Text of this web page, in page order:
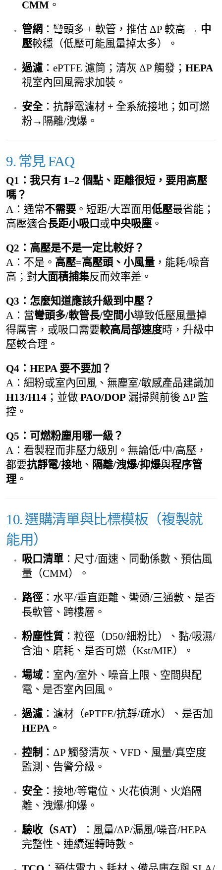
CMM 。
管網 ：彎頭多 + 軟管，推估 ΔP 較高 → 中
壓較穩（低壓可能風量掉太多）。
過濾 ：ePTFE 濾筒；清灰 ΔP 觸發； HEPA
視室內回風需求加裝。
安全：抗靜電濾材 + 全系統接地；如可燃
粉→隔離/洩爆。
9. 常見 FAQ
Q1：我只有 1–2 個點、距離很短，要用高壓
嗎？
A：通常不需要 。短距/大罩面用低壓最省能；
高壓適合長距小吸口 或中央吸塵 。
Q2：高壓是不是一定比較好？
A：不是。 高壓=高壓頭、小風量 ，能耗/噪音
高；對大面積捕集反而效率差。
Q3：怎麼知道應該升級到中壓？
A：當彎頭多/軟管長/空間小導致低壓風量掉
得厲害，或吸口需要較高局部速度時，升級中
壓較合理。
Q4：HEPA 要不要加？
A：細粉或室內回風、無塵室/敏感產品建議加
H13/H14 ；並做 PAO/DOP 漏掃與前後 ΔP 監
控。
Q5：可燃粉塵用哪一級？
A：看製程而非壓力級別。無論低/中/高壓，
都要抗靜電/接地、 隔離/洩爆/抑爆與程序管
理 。
10. 選購清單與比標模板（複製就
能用）
吸口清單 ：尺寸/面速、同動係數、預估風
量（CMM）。
路徑 ：水平/垂直距離、彎頭/三通數、是否
長軟管、跨樓層。
粉塵性質 ：粒徑（D50/細粉比）、黏/吸濕/
含油、磨耗、是否可燃（Kst/MIE）。
場域 ：室內/室外、噪音上限、空間與配
電、是否室內回風。
過濾 ：濾材（ePTFE/抗靜/疏水）、是否加
HEPA 。
控制 ：ΔP 觸發清灰、VFD、風量/真空度
監測、告警分級。
安全：接地/等電位、火花偵測、火焰隔
離、洩爆/抑爆。
驗收（SAT）
：風量/ΔP/漏風/噪音/HEPA
完整性、連續運轉時數。